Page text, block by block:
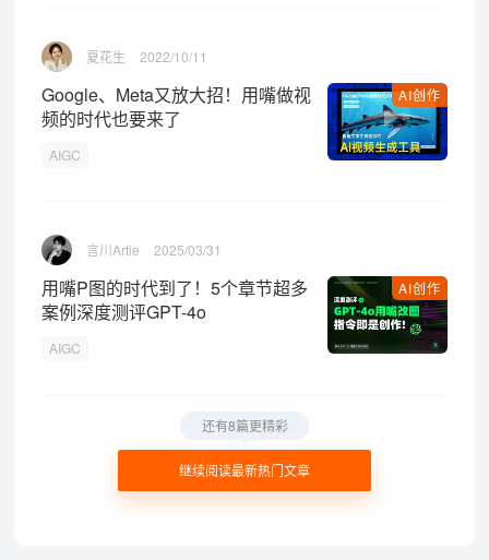
夏花生 2022/10/11
AI创作
Google、Meta又放大招！用嘴做视
频的时代也要来了
AIGC
言川Artie 2025/03/31
AI创作
用嘴P图的时代到了！5个章节超多
案例深度测评GPT-4o
AIGC
继续阅读最新热门文章
还有8篇更精彩